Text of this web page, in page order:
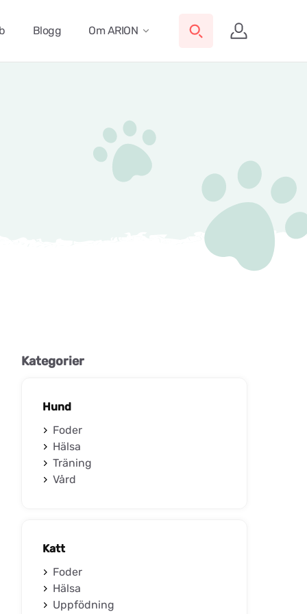
Blogg Om ARION
Kategorier
Hund
Foder
Hälsa
Träning
Vård
Katt
Foder
Hälsa
Uppfödning